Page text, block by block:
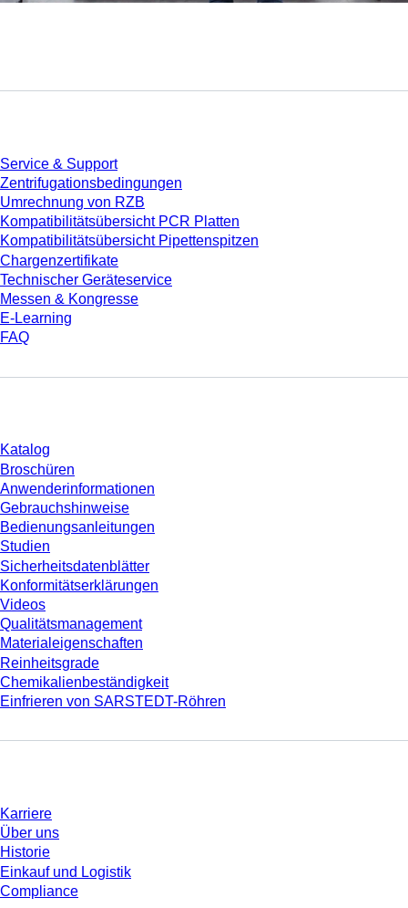
Service & Support
Zentrifugationsbedingungen
Umrechnung von RZB
Kompatibilitätsübersicht PCR Platten
Kompatibilitätsübersicht Pipettenspitzen
Chargenzertifikate
Technischer Geräteservice
Messen & Kongresse
E-Learning
FAQ
Katalog
Broschüren
Anwenderinformationen
Gebrauchshinweise
Bedienungsanleitungen
Studien
Sicherheitsdatenblätter
Konformitätserklärungen
Videos
Qualitätsmanagement
Materialeigenschaften
Reinheitsgrade
Chemikalienbeständigkeit
Einfrieren von SARSTEDT-Röhren
Karriere
Über uns
Historie
Einkauf und Logistik
Compliance